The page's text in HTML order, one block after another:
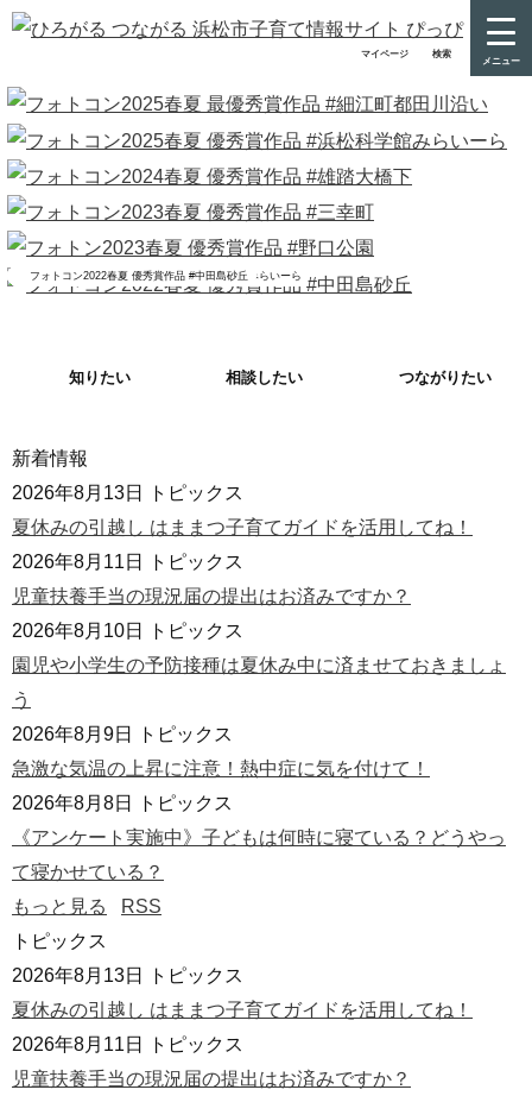
マイページ 検索
メニュー
フォトコン2025春夏 最優秀賞作品 #細江町都田川沿い
フォトコン2025春夏 優秀賞作品 #浜松科学館みらいーら
フォトコン2024春夏 優秀賞作品 #雄踏大橋下
フォトコン2023春夏 優秀賞作品 #三幸町
フォトン2023春夏 優秀賞作品 #野口公園
フォトコン2022春夏 優秀賞作品 #中田島砂丘
知りたい 相談したい つながりたい
新着情報
2026年8月13日
トピックス
夏休みの引越し はままつ子育てガイドを活用してね！
2026年8月11日
トピックス
児童扶養手当の現況届の提出はお済みですか？
2026年8月10日
トピックス
園児や小学生の予防接種は夏休み中に済ませておきましょ
う
2026年8月9日
トピックス
急激な気温の上昇に注意！熱中症に気を付けて！
2026年8月8日
トピックス
《アンケート実施中》子どもは何時に寝ている？どうやっ
て寝かせている？
もっと見る
RSS
トピックス
2026年8月13日
トピックス
夏休みの引越し はままつ子育てガイドを活用してね！
2026年8月11日
トピックス
児童扶養手当の現況届の提出はお済みですか？